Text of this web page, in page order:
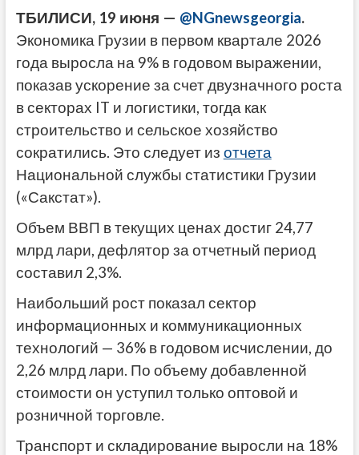
ТБИЛИСИ, 19 июня — @NGnewsgeorgia.
Экономика Грузии в первом квартале 2026
года выросла на 9% в годовом выражении,
показав ускорение за счет двузначного роста
в секторах IT и логистики, тогда как
строительство и сельское хозяйство
сократились. Это следует из отчета
Национальной службы статистики Грузии
(«Сакстат»).
Объем ВВП в текущих ценах достиг 24,77
млрд лари, дефлятор за отчетный период
составил 2,3%.
Наибольший рост показал сектор
информационных и коммуникационных
технологий — 36% в годовом исчислении, до
2,26 млрд лари. По объему добавленной
стоимости он уступил только оптовой и
розничной торговле.
Транспорт и складирование выросли на 18%